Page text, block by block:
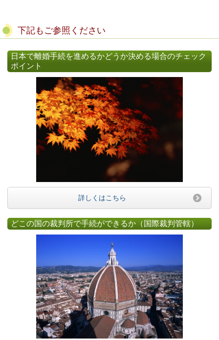
下記もご参照ください
日本で離婚手続を進めるかどうか決める場合のチェック
ポイント
詳しくはこちら
どこの国の裁判所で手続ができるか（国際裁判管轄）